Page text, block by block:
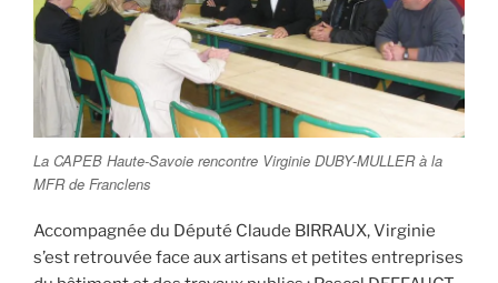
La CAPEB Haute-Savoie rencontre Virginie DUBY-MULLER à la
MFR de Franclens
Accompagnée du Député Claude BIRRAUX, Virginie
s’est retrouvée face aux artisans et petites entreprises